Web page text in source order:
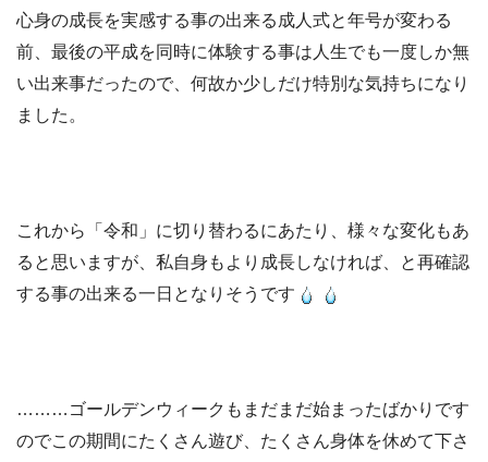
心身の成長を実感する事の出来る成人式と年号が変わる
前、最後の平成を同時に体験する事は人生でも一度しか無
い出来事だったので、何故か少しだけ特別な気持ちになり
ました。
これから「令和」に切り替わるにあたり、様々な変化もあ
ると思いますが、私自身もより成長しなければ、と再確認
する事の出来る一日となりそうです
………ゴールデンウィークもまだまだ始まったばかりです
のでこの期間にたくさん遊び、たくさん身体を休めて下さ